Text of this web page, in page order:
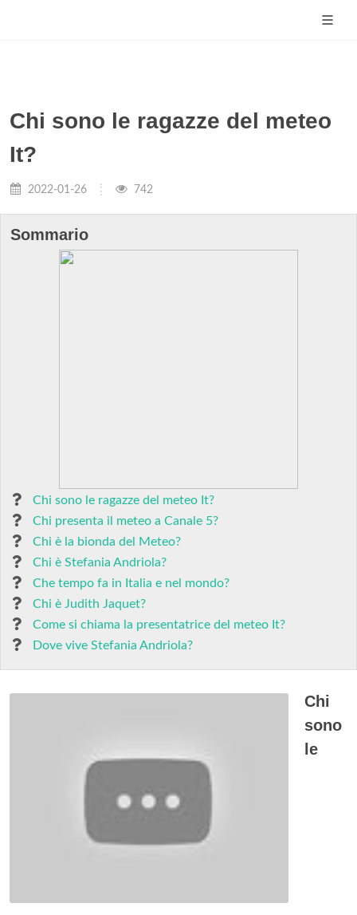
Chi sono le ragazze del meteo
It?
2022-01-26 742
Sommario
Chi sono le ragazze del meteo It?
Chi presenta il meteo a Canale 5?
Chi è la bionda del Meteo?
Chi è Stefania Andriola?
Che tempo fa in Italia e nel mondo?
Chi è Judith Jaquet?
Come si chiama la presentatrice del meteo It?
Dove vive Stefania Andriola?
Chi
sono
le